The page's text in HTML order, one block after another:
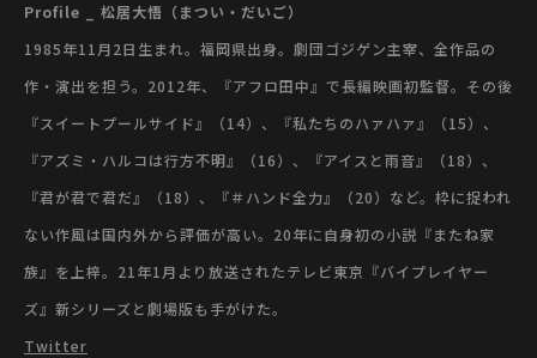
Profile _ 松居大悟（まつい・だいご）
1985年11月2日生まれ。福岡県出身。劇団ゴジゲン主宰、全作品の
作・演出を担う。2012年、『アフロ田中』で長編映画初監督。その後
『スイートプールサイド』（14）、『私たちのハァハァ』（15）、
『アズミ・ハルコは行方不明』（16）、『アイスと雨音』（18）、
『君が君で君だ』（18）、『＃ハンド全力』（20）など。枠に捉われ
ない作風は国内外から評価が高い。20年に自身初の小説『またね家
族』を上梓。21年1月より放送されたテレビ東京『バイプレイヤー
ズ』新シリーズと劇場版も手がけた。
Twitter